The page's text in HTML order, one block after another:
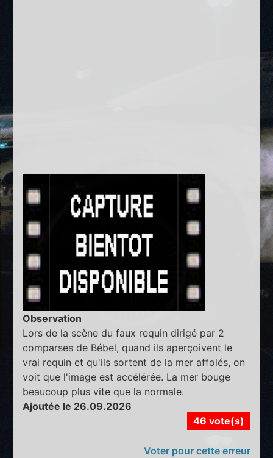
Observation
Lors de la scène du faux requin dirigé par 2
comparses de Bébel, quand ils aperçoivent le
vrai requin et qu'ils sortent de la mer affolés, on
voit que l'image est accélérée. La mer bouge
beaucoup plus vite que la normale.
Ajoutée le 26.09.2026
46 vote(s)
Voter pour cette erreur